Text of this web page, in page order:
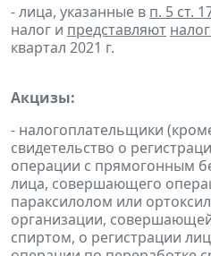
- лица, указанные в п. 5 ст.
налог и представляют
квартал 2021 г.
Акцизы:
- налогоплательщики
свидетельство о
операции с прямогонным
лица, совершающего
параксилолом или
организации,
спиртом, о регистрации